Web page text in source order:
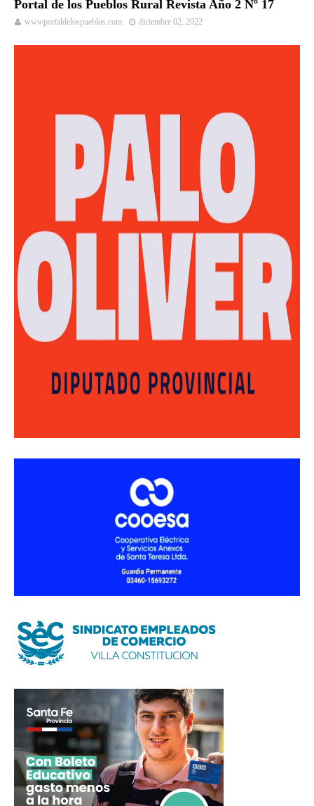
Portal de los Pueblos Rural Revista Año 2 Nº 17
wwwportaldelospueblos.com diciembre 02, 2022